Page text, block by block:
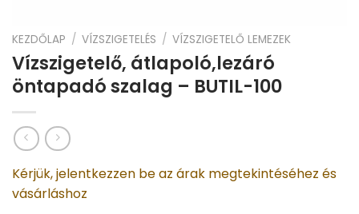
KEZDŐLAP / VÍZSZIGETELÉS / VÍZSZIGETELŐ LEMEZEK
Vízszigetelő, átlapoló,lezáró
öntapadó szalag – BUTIL-100
Kérjük, jelentkezzen be az árak megtekintéséhez és
vásárláshoz